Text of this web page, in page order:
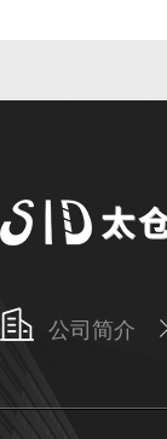
公司简介